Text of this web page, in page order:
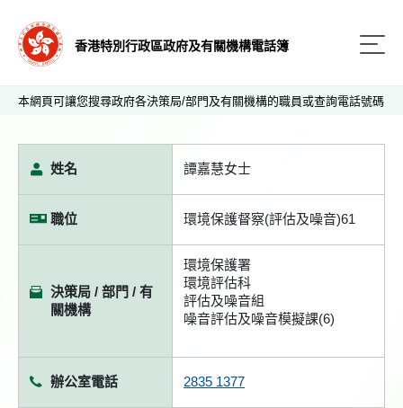
香港特別行政區政府及有關機構電話簿
本網頁可讓您搜尋政府各決策局/部門及有關機構的職員或查詢電話號碼
姓名 譚嘉慧女士
職位 環境保護督察(評估及噪音)61
決策局 / 部門 / 有
關機構
環境保護署
環境評估科
評估及噪音組
噪音評估及噪音模擬課(6)
辦公室電話 2835 1377